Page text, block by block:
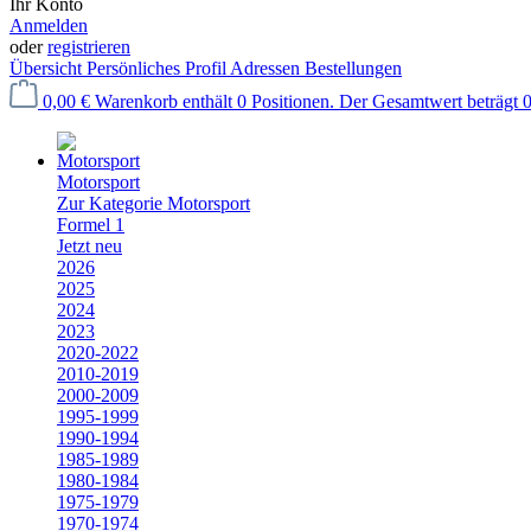
Ihr Konto
Anmelden
oderregistrieren
Übersicht Persönliches Profil Adressen Bestellungen
0,00 € Warenkorb enthält 0 Positionen. Der Gesamtwert beträgt
Motorsport
Zur Kategorie Motorsport
Formel 1
Jetzt neu
2026
2025
2024
2023
2020-2022
2010-2019
2000-2009
1995-1999
1990-1994
1985-1989
1980-1984
1975-1979
1970-1974